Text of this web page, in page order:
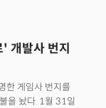
개발사 번지
한 게임사 번지를
을 놨다. 1월 31일